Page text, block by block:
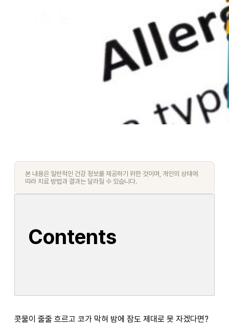
콧물이 줄줄 흐르고 코가 막혀 밤에 잠도 제대로 못 자겠다면?
본 내용은 일반적인 건강 정보를 제공하기 위한 것이며, 개인의 상태에
따라 치료 방법과 결과는 달라질 수 있습니다.
Contents